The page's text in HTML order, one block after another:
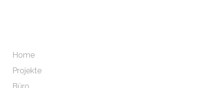
Home
Projekte
Büro